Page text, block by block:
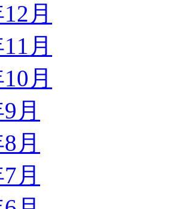
月
月
月
月
月
月